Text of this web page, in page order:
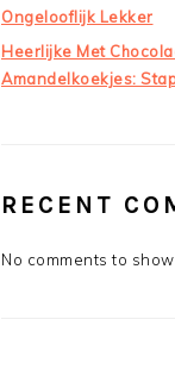
Ongelooflijk Lekker
Heerlijke Met
Amandelkoekjes:
RECENT
No comments to show.